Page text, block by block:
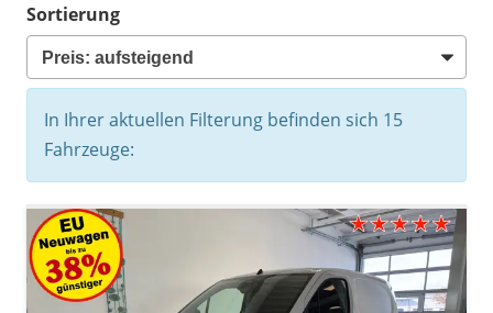
Sortierung
In Ihrer aktuellen Filterung befinden sich 15
Fahrzeuge: